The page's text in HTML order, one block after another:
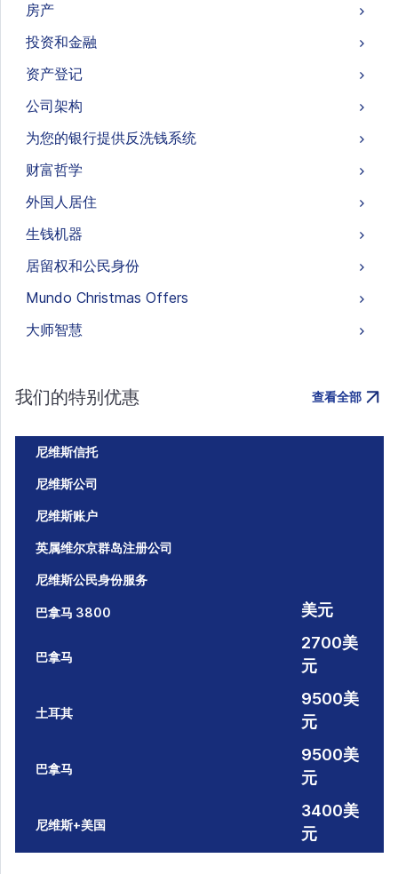
房产
投资和金融
资产登记
公司架构
为您的银行提供反洗钱系统
财富哲学
外国人居住
生钱机器
居留权和公民身份
Mundo Christmas Offers
大师智慧
我们的特别优惠 查看全部
尼维斯信托
尼维斯公司
尼维斯账户
英属维尔京群岛注册公司
尼维斯公民身份服务
巴拿马 3800 美元
巴拿马
2700美
元
土耳其
9500美
元
巴拿马
9500美
元
尼维斯+美国
3400美
元